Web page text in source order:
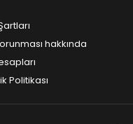
hakkında
Politikası